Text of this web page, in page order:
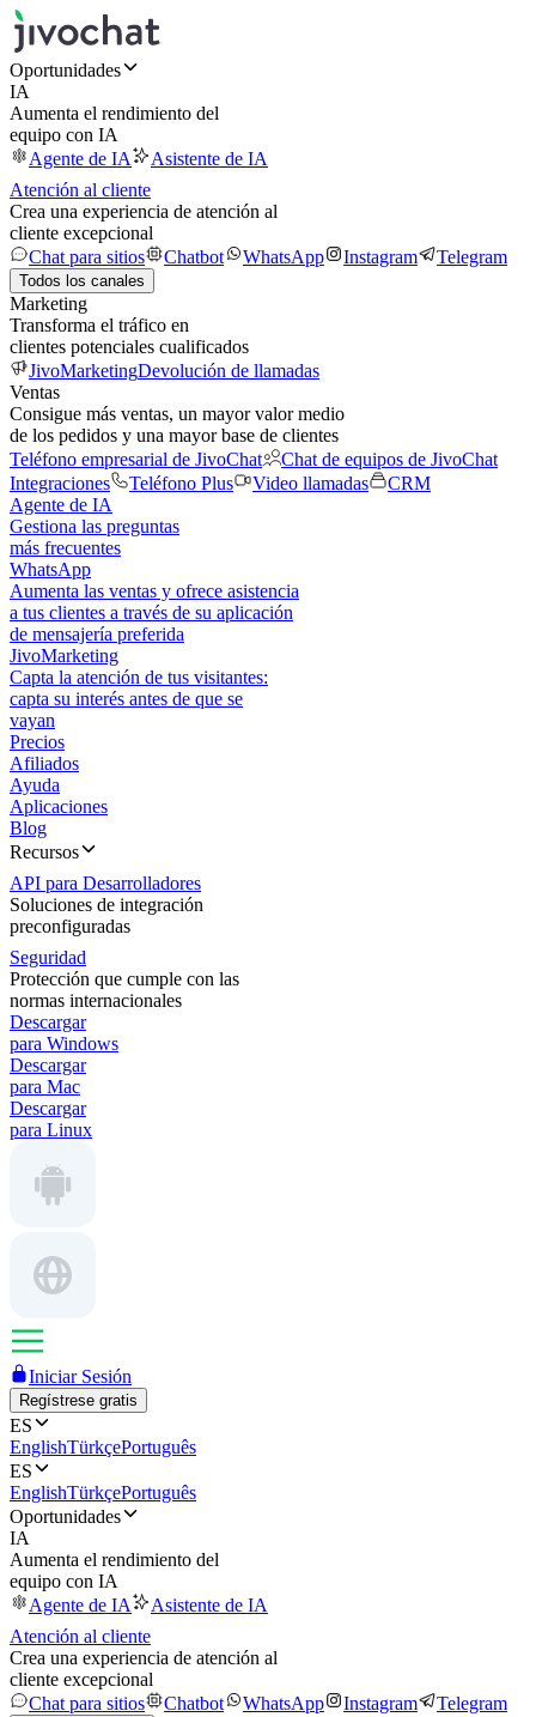
Oportunidades
IA
Aumenta el rendimiento del
equipo con IA
Agente de IA
Asistente de IA
Atención al cliente
Crea una experiencia de atención al
cliente excepcional
Chat para sitios
Chatbot WhatsApp Instagram Telegram
Todos los canales
Marketing
Transforma el tráfico en
clientes potenciales cualificados
JivoMarketingDevolución de llamadas
Ventas
Consigue más ventas, un mayor valor medio
de los pedidos y una mayor base de clientes
Teléfono empresarial de JivoChat
Chat de equipos de JivoChat
Integraciones
Teléfono Plus Video llamadas
CRM
Agente de IA
Gestiona las preguntas
más frecuentes
WhatsApp
Aumenta las ventas y ofrece asistencia
a tus clientes a través de su aplicación
de mensajería preferida
JivoMarketing
Capta la atención de tus visitantes:
capta su interés antes de que se
vayan
Precios
Afiliados
Ayuda
Aplicaciones
Blog
Recursos
API para Desarrolladores
Soluciones de integración
preconfiguradas
Seguridad
Protección que cumple con las
normas internacionales
Descargar
para Windows
Descargar
para Mac
Descargar
para Linux
Iniciar Sesión
Regístrese gratis
ES
EnglishTürkçePortuguês
ES
EnglishTürkçePortuguês
Oportunidades
IA
Aumenta el rendimiento del
equipo con IA
Agente de IA
Asistente de IA
Atención al cliente
Crea una experiencia de atención al
cliente excepcional
Chat para sitios
Chatbot WhatsApp Instagram Telegram